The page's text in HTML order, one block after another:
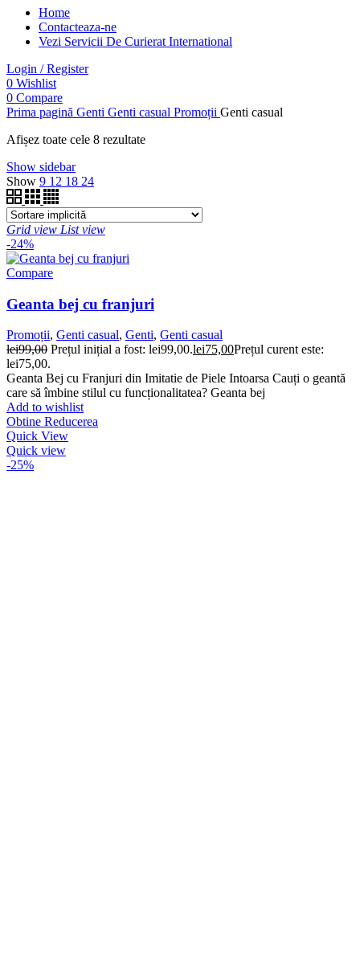
Home
Contacteaza-ne
Vezi Servicii De Curierat International
Login / Register
0 Wishlist
0 Compare
Prima pagină Genti Genti casual Promoții Genti casual
Afișez toate cele 8 rezultate
Show sidebar
Show 9 12 18 24
Grid view List view
-24%
Compare
Geanta bej cu franjuri
Promoții, Genti casual, Genti, Genti casual
lei99,00 Prețul inițial a fost: lei99,00.lei75,00Prețul curent este:
lei75,00.
Geanta Bej cu Franjuri din Imitatie de Piele Intoarsa Cauți o geantă
care să îmbine stilul cu funcționalitatea? Geanta bej
Add to wishlist
Obtine Reducerea
Quick View
Quick view
-25%